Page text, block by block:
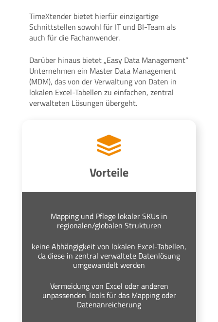
TimeXtender bietet hierfür einzigartige
Schnittstellen sowohl für IT und BI-Team als
auch für die Fachanwender.
Darüber hinaus bietet „Easy Data Management“
Unternehmen ein Master Data Management
(MDM), das von der Verwaltung von Daten in
lokalen Excel-Tabellen zu einfachen, zentral
verwalteten Lösungen übergeht.
Vorteile
Mapping und Pflege lokaler SKUs in
regionalen/globalen Strukturen
keine Abhängigkeit von lokalen Excel-Tabellen,
da diese in zentral verwaltete Datenlösung
umgewandelt werden
Vermeidung von Excel oder anderen
unpassenden Tools für das Mapping oder
Datenanreicherung